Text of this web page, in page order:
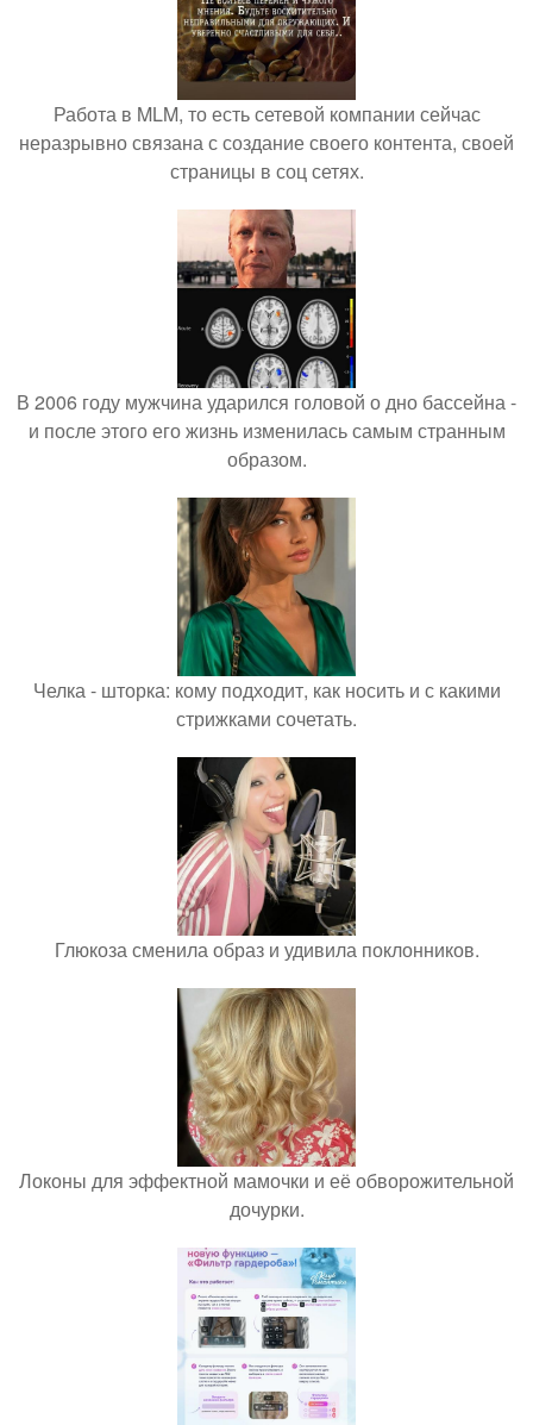
Работа в MLM, то есть сетевой компании сейчас
неразрывно связана с создание своего контента, своей
страницы в соц сетях.
В 2006 году мужчина ударился головой о дно бассейна -
и после этого его жизнь изменилась самым странным
образом.
Челка - шторка: кому подходит, как носить и с какими
стрижками сочетать.
Глюкоза сменила образ и удивила поклонников.
Локоны для эффектной мамочки и её обворожительной
дочурки.